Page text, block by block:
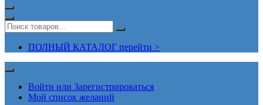
ПОЛНЫЙ КАТАЛОГ перейти >
Войти или Зарегистрироваться
Мой список желаний